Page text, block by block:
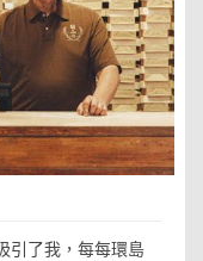
引了我，每每環島